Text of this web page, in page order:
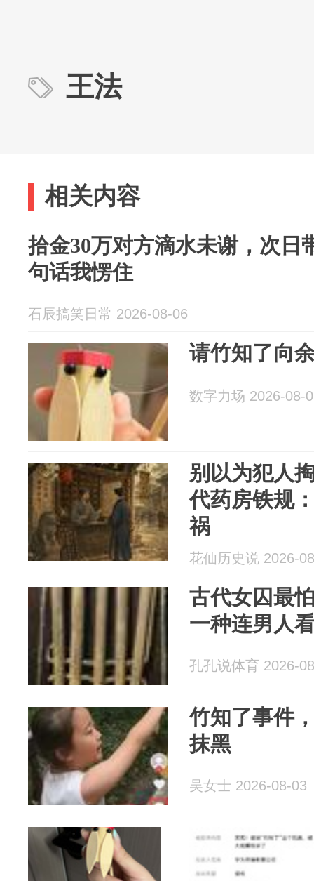
王法
相关内容
拾金30万对方滴水未谢，次日
句话我愣住
石辰搞笑日常 2026-08-06
请竹知了向
数字力场 2026-08-
别以为犯人
代药房铁规
祸
花仙历史说 2026-
古代女囚最
一种连男人
孔孔说体育 2026-
竹知了事件
抹黑
吴女士 2026-08-03